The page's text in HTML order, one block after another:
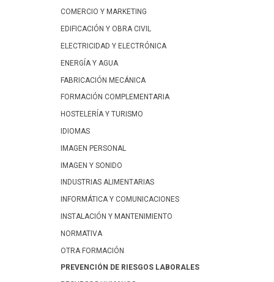
COMERCIO Y MARKETING
EDIFICACIÓN Y OBRA CIVIL
ELECTRICIDAD Y ELECTRÓNICA
ENERGÍA Y AGUA
FABRICACIÓN MECÁNICA
FORMACIÓN COMPLEMENTARIA
HOSTELERÍA Y TURISMO
IDIOMAS
IMAGEN PERSONAL
IMAGEN Y SONIDO
INDUSTRIAS ALIMENTARIAS
INFORMÁTICA Y COMUNICACIONES
INSTALACIÓN Y MANTENIMIENTO
NORMATIVA
OTRA FORMACIÓN
PREVENCIÓN DE RIESGOS LABORALES